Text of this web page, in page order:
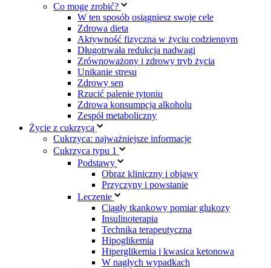
Co mogę zrobić?
W ten sposób osiągniesz swoje cele
Zdrowa dieta
Aktywność fizyczna w życiu codziennym
Długotrwała redukcja nadwagi
Zrównoważony i zdrowy tryb życia
Unikanie stresu
Zdrowy sen
Rzucić palenie tytoniu
Zdrowa konsumpcja alkoholu
Zespół metaboliczny
Życie z cukrzycą
Cukrzyca: najważniejsze informacje
Cukrzyca typu 1
Podstawy
Obraz kliniczny i objawy
Przyczyny i powstanie
Leczenie
Ciągły tkankowy pomiar glukozy
Insulinoterapia
Technika terapeutyczna
Hipoglikemia
Hiperglikemia i kwasica ketonowa
W nagłych wypadkach